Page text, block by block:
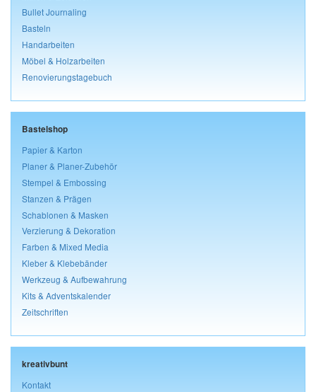
Bullet Journaling
Basteln
Handarbeiten
Möbel & Holzarbeiten
Renovierungstagebuch
Bastelshop
Papier & Karton
Planer & Planer-Zubehör
Stempel & Embossing
Stanzen & Prägen
Schablonen & Masken
Verzierung & Dekoration
Farben & Mixed Media
Kleber & Klebebänder
Werkzeug & Aufbewahrung
Kits & Adventskalender
Zeitschriften
kreativbunt
Kontakt